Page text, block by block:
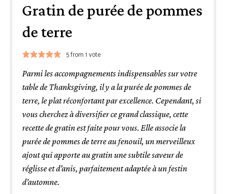
Gratin de purée de pommes
de terre
5from 1 vote
Parmi les accompagnements indispensables sur votre
table de Thanksgiving, il y a la purée de pommes de
terre, le plat réconfortant par excellence. Cependant, si
vous cherchez à diversifier ce grand classique, cette
recette de gratin est faite pour vous. Elle associe la
purée de pommes de terre au fenouil, un merveilleux
ajout qui apporte au gratin une subtile saveur de
réglisse et d’anis, parfaitement adaptée à un festin
d’automne.